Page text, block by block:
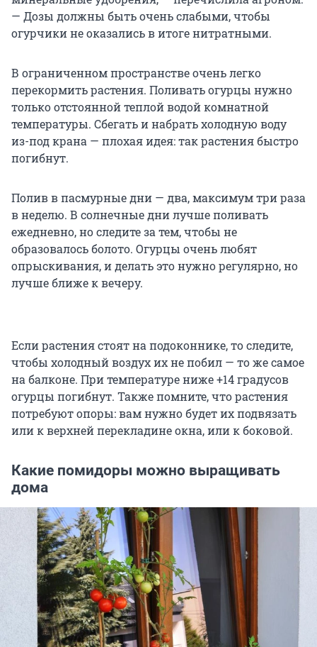
— Дозы должны быть очень слабыми, чтобы
огурчики не оказались в итоге нитратными.
В ограниченном пространстве очень легко
перекормить растения. Поливать огурцы нужно
только отстоянной теплой водой комнатной
температуры. Сбегать и набрать холодную воду
из-под крана — плохая идея: так растения быстро
погибнут.
Полив в пасмурные дни — два, максимум три раза
в неделю. В солнечные дни лучше поливать
ежедневно, но следите за тем, чтобы не
образовалось болото. Огурцы очень любят
опрыскивания, и делать это нужно регулярно, но
лучше ближе к вечеру.
Если растения стоят на подоконнике, то следите,
чтобы холодный воздух их не побил — то же самое
на балконе. При температуре ниже +14 градусов
огурцы погибнут. Также помните, что растения
потребуют опоры: вам нужно будет их подвязать
или к верхней перекладине окна, или к боковой.
Какие помидоры можно выращивать
дома